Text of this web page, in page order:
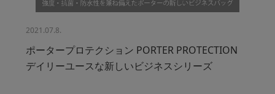
2021.07.8.
ポータープロテクション PORTER PROTECTION
デイリーユースな新しいビジネスシリーズ